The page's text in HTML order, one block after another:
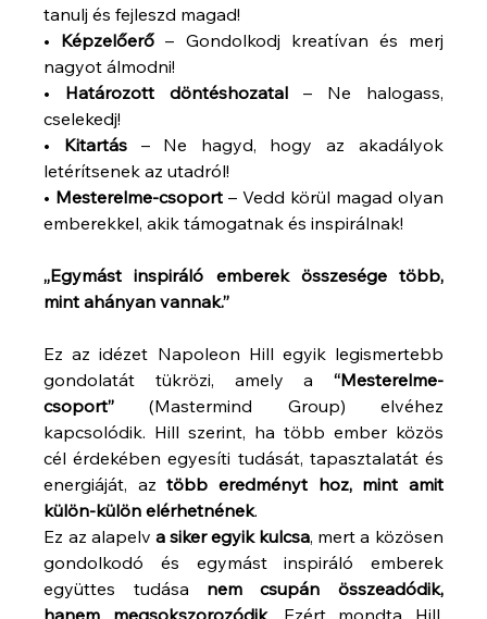
tanulj és fejleszd magad!
• Képzelőerő – Gondolkodj kreatívan és merj
nagyot álmodni!
• Határozott döntéshozatal – Ne halogass,
cselekedj!
• Kitartás – Ne hagyd, hogy az akadályok
letérítsenek az utadról!
• Mesterelme-csoport – Vedd körül magad olyan
emberekkel, akik támogatnak és inspirálnak!
„Egymást inspiráló emberek összesége több,
mint ahányan vannak.”
Ez az idézet Napoleon Hill egyik legismertebb
gondolatát tükrözi, amely a “Mesterelme-
csoport” (Mastermind Group) elvéhez
kapcsolódik. Hill szerint, ha több ember közös
cél érdekében egyesíti tudását, tapasztalatát és
energiáját, az több eredményt hoz, mint amit
külön-külön elérhetnének.
Ez az alapelv a siker egyik kulcsa, mert a közösen
gondolkodó és egymást inspiráló emberek
együttes tudása nem csupán összeadódik,
hanem megsokszorozódik. Ezért mondta Hill,